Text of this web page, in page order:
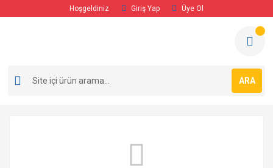
Hoşgeldiniz Giriş Yap Üye Ol
ARA